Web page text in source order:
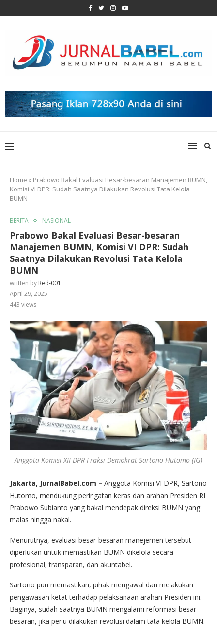
Home » Prabowo Bakal Evaluasi Besar-besaran Manajemen BUMN,
Komisi VI DPR: Sudah Saatnya Dilakukan Revolusi Tata Kelola
BUMN
BERITA NASIONAL
Prabowo Bakal Evaluasi Besar-besaran
Manajemen BUMN, Komisi VI DPR: Sudah
Saatnya Dilakukan Revolusi Tata Kelola
BUMN
written by Red-001
April 29, 2025
443 views
Anggota Komisi XII DPR Fraksi Demokrat Sartono Hutomo (IG)
Jakarta, JurnalBabel.com – Anggota Komisi VI DPR, Sartono
Hutomo, mendukung peringatan keras dan arahan Presiden RI
Prabowo Subianto yang bakal mendepak direksi BUMN yang
malas hingga nakal.
Menurutnya, evaluasi besar-besaran manejemen tersebut
diperlukan untuk memastikan BUMN dikelola secara
profesional, transparan, dan akuntabel.
Sartono pun memastikan, pihak mengawal dan melakukan
pengawasan ketat terhadap pelaksanaan arahan Presiden ini.
Baginya, sudah saatnya BUMN mengalami reformasi besar-
besaran, jika perlu dilakukan revolusi dalam tata kelola BUMN.